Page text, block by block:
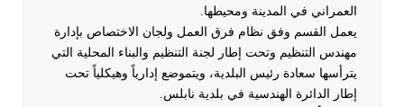
العمراني في المدينة ومحيطها.
يعمل القسم وفق نظام فرق العمل ولجان الاختصاص بإدارة
مهندس التنظيم وتحت إطار لجنة التنظيم والبناء المحلية التي
يترأسها سعادة رئيس البلدية، ويتموضع إدارياً وهيكلياً تحت
إطار الدائرة الهندسية في بلدية نابلس.